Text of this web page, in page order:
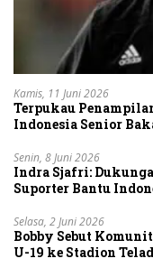
Kamis, 11 Juni 2026
Terpukau
Indonesia Senior
Senin, 8 Juni 2026
Indra Sjafri:
Suporter Bantu
Selasa, 2 Juni 2026
Bobby Sebut
U-19 ke Stadion